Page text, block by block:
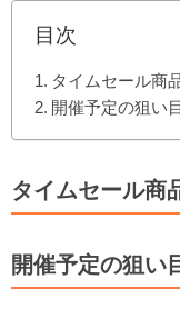
目次
タイムセール商
開催予定の狙い
タイムセール商
開催予定の狙い